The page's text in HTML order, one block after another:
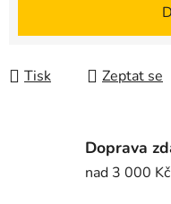
Tisk Zeptat se
Doprava
nad 3 000 Kč